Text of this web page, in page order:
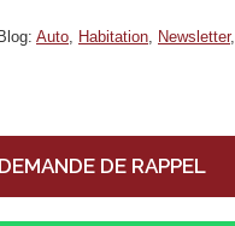
Auto, Habitation, Newsletter,
DEMANDE DE RAPPEL